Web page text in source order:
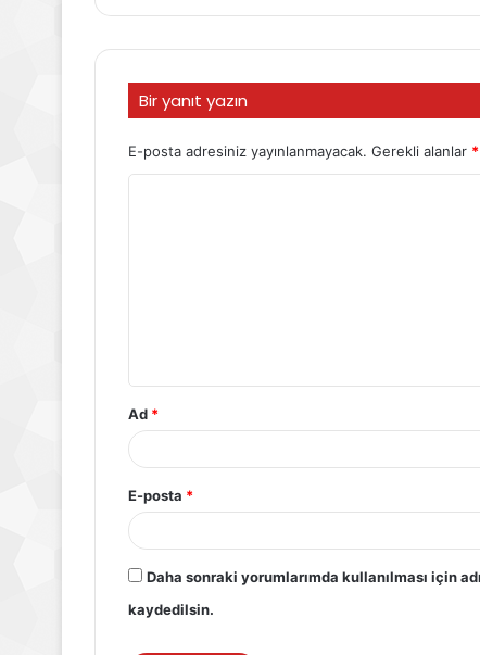
Bir yanıt yazın
E-posta adresiniz yayınlanmayacak. Gerekli alanlar *
Ad *
E-posta *
Daha sonraki yorumlarımda kullanılması için
kaydedilsin.